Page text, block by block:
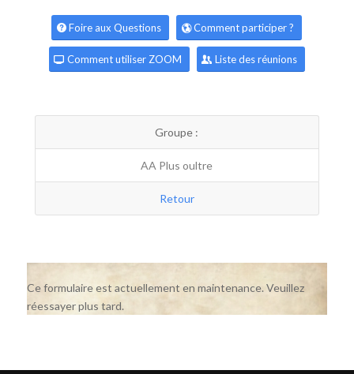
Foire aux Questions Comment participer ?
Comment utiliser ZOOM Liste des réunions
Groupe :
AA Plus oultre
Retour
Ce formulaire est actuellement en maintenance. Veuillez
réessayer plus tard.